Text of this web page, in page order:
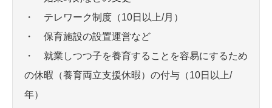
・ テレワーク制度（10日以上/月）
・ 保育施設の設置運営など
・ 就業しつつ子を養育することを容易にするため
の休暇（養育両立支援休暇）の付与（10日以上/
年）